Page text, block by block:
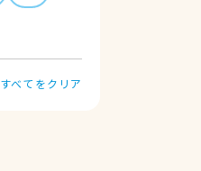
すべてをクリア